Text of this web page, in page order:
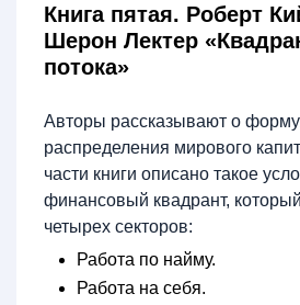
Книга пятая. Роберт
Шерон Лектер
потока»
Авторы рассказывают о
распределения мирового
части книги описано такое
финансовый квадрант,
четырех секторов:
Работа по найму.
Работа на себя.